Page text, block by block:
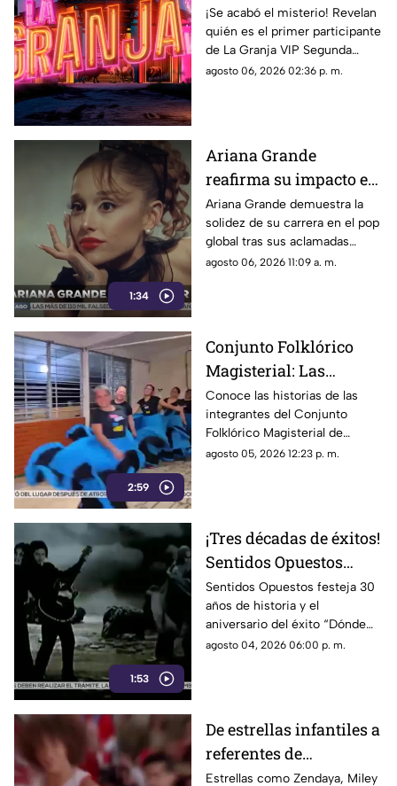
Granja VIP 2: Un
famoso cazafantasmas
llega al reality
¡Se acabó el misterio! Revelan
quién es el primer participante
de La Granja VIP Segunda
Temporada. Entérate de la
agosto 06, 2026 02:36 p. m.
1:34
Ariana Grande
reafirma su impacto en
el pop global pese a las
críticas y su
alejamiento de los
escenarios
Ariana Grande demuestra la
solidez de su carrera en el pop
global tras sus aclamadas
nominaciones por Wicked y
agosto 06, 2026 11:09 a. m.
2:59
Conjunto Folklórico
Magisterial: Las
chiapanecas que
desafían el cansancio
para mantener viva su
pasión por la danza
Conoce las historias de las
integrantes del Conjunto
Folklórico Magisterial de
Chiapas, quienes equilibran la
agosto 05, 2026 12:23 p. m.
1:53
¡Tres décadas de éxitos!
Sentidos Opuestos
alista gran gira para
celebrar su trayectoria
Sentidos Opuestos festeja 30
años de historia y el
aniversario del éxito “Dónde
están”. Alessandra Rosaldo y
agosto 04, 2026 06:00 p. m.
De estrellas infantiles a
referentes de
Hollywood: La
Estrellas como Zendaya, Miley